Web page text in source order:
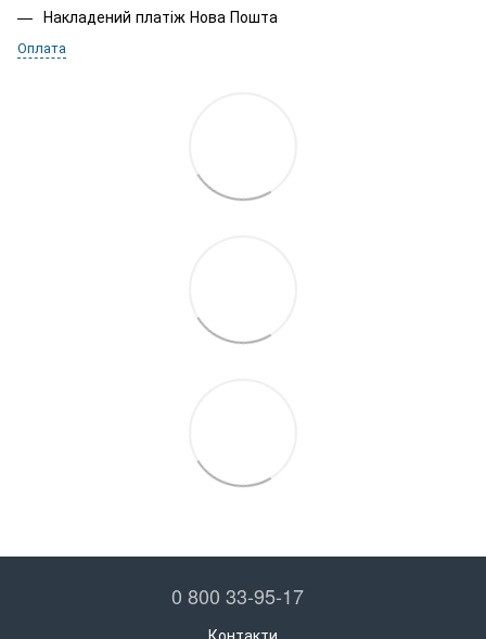
Накладений платіж Нова Пошта
Оплата
0 800 33-95-17